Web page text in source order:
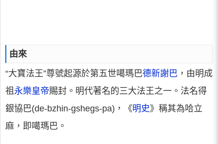
由來
“大寶法王”尊號起源於第五世噶瑪巴德新謝巴 ，由明成
祖永樂皇帝賜封。明代著名的三大法王之一。法名得
銀協巴(de-bzhin-gshegs-pa)，《明史》稱其為哈立
麻，即噶瑪巴。